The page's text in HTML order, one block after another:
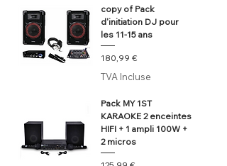
copy of Pack
d'initiation DJ pour
les 11-15 ans
Prix
180,99 €
TVA Incluse
Pack MY 1ST
KARAOKE 2 enceintes
HIFI + 1 ampli 100W +
2 micros